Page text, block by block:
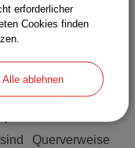
2006/123/EG –
Querverweise
erforderlicher
Cookies finden
Alle ablehnen